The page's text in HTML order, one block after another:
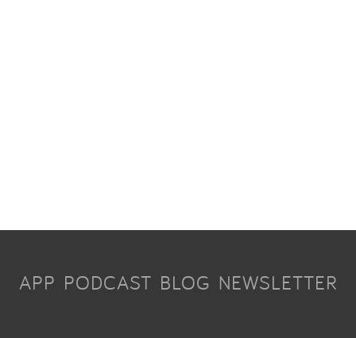
APP PODCAST BLOG NEWSLETTER